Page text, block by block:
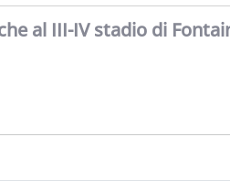
al III-IV stadio di